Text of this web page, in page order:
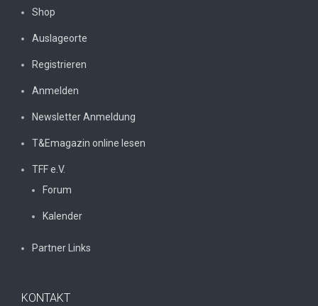
Shop
Auslageorte
Registrieren
Anmelden
Newsletter Anmeldung
T&Emagazin online lesen
TFF e.V.
Forum
Kalender
Partner Links
KONTAKT